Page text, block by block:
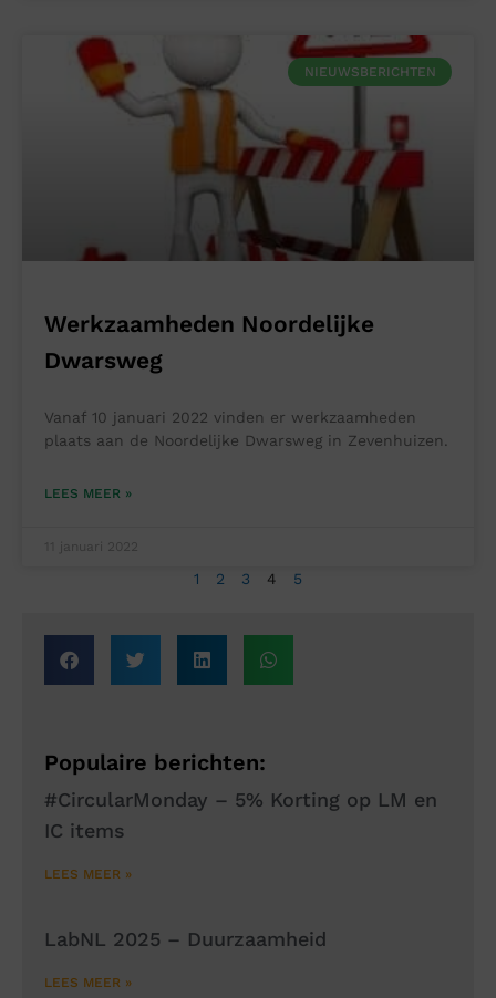
NIEUWSBERICHTEN
Werkzaamheden Noordelijke
Dwarsweg
Vanaf 10 januari 2022 vinden er werkzaamheden
plaats aan de Noordelijke Dwarsweg in Zevenhuizen.
LEES MEER »
11 januari 2022
1 2 3 4 5
Populaire berichten:
#CircularMonday – 5% Korting op LM en
IC items
LEES MEER »
LabNL 2025 – Duurzaamheid
LEES MEER »